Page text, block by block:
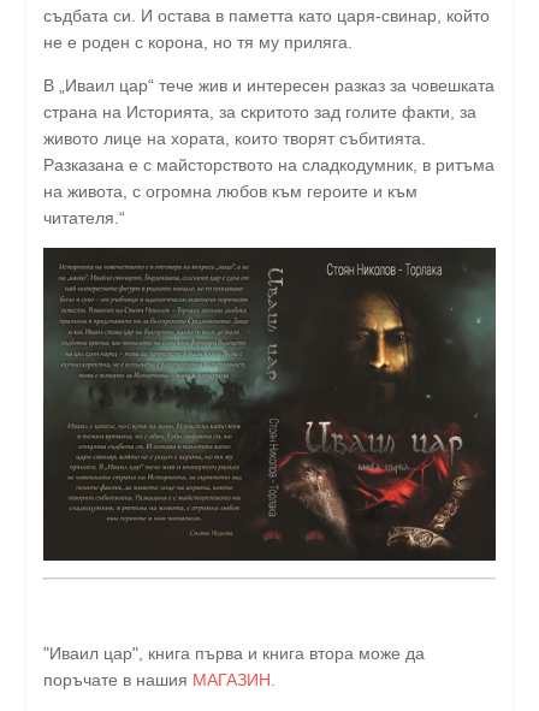
съдбата си. И остава в паметта като царя-свинар, който
не е роден с корона, но тя му приляга.
В „Иваил цар“ тече жив и интересен разказ за човешката
страна на Историята, за скритото зад голите факти, за
живото лице на хората, които творят събитията.
Разказана е с майсторството на сладкодумник, в ритъма
на живота, с огромна любов към героите и към
читателя.“
"Иваил цар", книга първа и книга втора може да
поръчате в нашия МАГАЗИН.